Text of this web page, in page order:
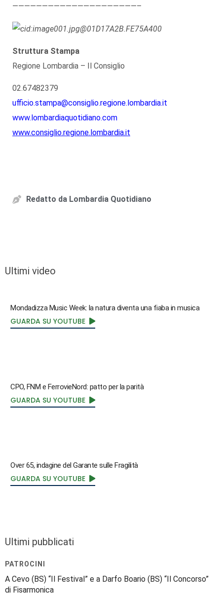
—————————————————————–
Struttura Stampa
Regione Lombardia – Il Consiglio
02.67482379
ufficio.stampa@consiglio.regione.lombardia.it
www.lombardiaquotidiano.com
www.consiglio.regione.lombardia.it
Redatto da Lombardia Quotidiano
Ultimi video
Mondadizza Music Week: la natura diventa una fiaba in musica
GUARDA SU YOUTUBE
CPO, FNM e FerrovieNord: patto per la parità
GUARDA SU YOUTUBE
Over 65, indagine del Garante sulle Fragilità
GUARDA SU YOUTUBE
Ultimi pubblicati
PATROCINI
A Cevo (BS) “Il Festival” e a Darfo Boario (BS) “Il Concorso”
di Fisarmonica